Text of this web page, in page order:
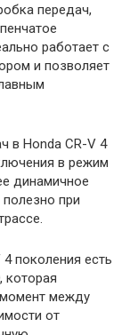
передач,
работает с
и позволяет
в Honda CR-V 4
в режим
динамичное
при
поколения есть
которая
момент между
от